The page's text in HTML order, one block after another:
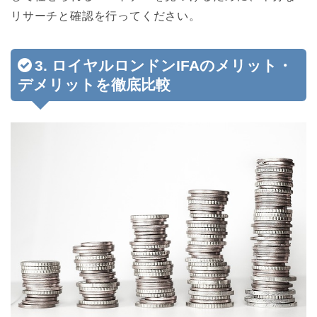
リサーチと確認を行ってください。
3. ロイヤルロンドンIFAのメリット・
デメリットを徹底比較